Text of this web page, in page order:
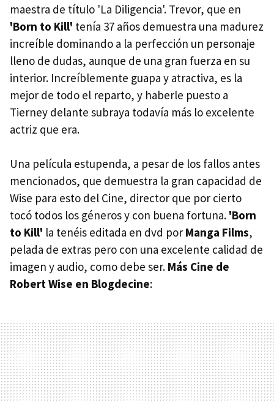
maestra de título 'La Diligencia'. Trevor, que en
'Born to Kill' tenía 37 años demuestra una madurez
increíble dominando a la perfección un personaje
lleno de dudas, aunque de una gran fuerza en su
interior. Increíblemente guapa y atractiva, es la
mejor de todo el reparto, y haberle puesto a
Tierney delante subraya todavía más lo excelente
actriz que era.
Una película estupenda, a pesar de los fallos antes
mencionados, que demuestra la gran capacidad de
Wise para esto del Cine, director que por cierto
tocó todos los géneros y con buena fortuna. 'Born
to Kill' la tenéis editada en dvd por Manga Films,
pelada de extras pero con una excelente calidad de
imagen y audio, como debe ser. Más Cine de
Robert Wise en Blogdecine: